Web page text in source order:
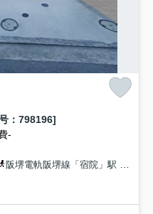
：798196]
-
阪堺電軌阪堺線「宿院」駅 徒歩9分